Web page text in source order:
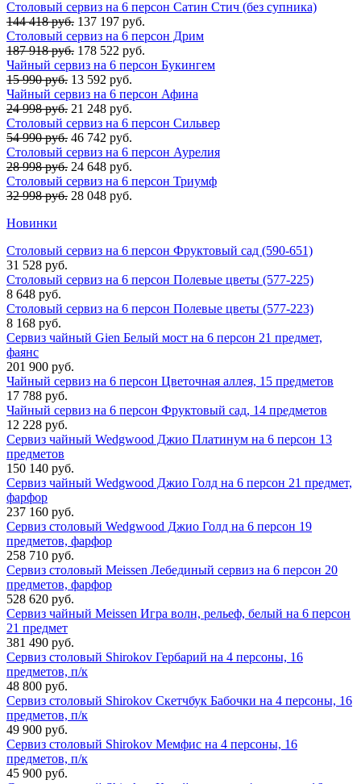
Столовый сервиз на 6 персон Сатин Стич (без супника)
144 418 руб. 137 197 руб.
Столовый сервиз на 6 персон Дрим
187 918 руб. 178 522 руб.
Чайный сервиз на 6 персон Букингем
15 990 руб. 13 592 руб.
Чайный сервиз на 6 персон Афина
24 998 руб. 21 248 руб.
Столовый сервиз на 6 персон Сильвер
54 990 руб. 46 742 руб.
Столовый сервиз на 6 персон Аурелия
28 998 руб. 24 648 руб.
Столовый сервиз на 6 персон Триумф
32 998 руб. 28 048 руб.
Новинки
Столовый сервиз на 6 персон Фруктовый сад (590-651)
31 528 руб.
Столовый сервиз на 6 персон Полевые цветы (577-225)
8 648 руб.
Столовый сервиз на 6 персон Полевые цветы (577-223)
8 168 руб.
Сервиз чайный Gien Белый мост на 6 персон 21 предмет,
фаянс
201 900 руб.
Чайный сервиз на 6 персон Цветочная аллея, 15 предметов
17 788 руб.
Чайный сервиз на 6 персон Фруктовый сад, 14 предметов
12 228 руб.
Сервиз чайный Wedgwood Джио Платинум на 6 персон 13
предметов
150 140 руб.
Сервиз чайный Wedgwood Джио Голд на 6 персон 21 предмет,
фарфор
237 160 руб.
Сервиз столовый Wedgwood Джио Голд на 6 персон 19
предметов, фарфор
258 710 руб.
Сервиз столовый Meissen Лебединый сервиз на 6 персон 20
предметов, фарфор
528 620 руб.
Сервиз чайный Meissen Игра волн, рельеф, белый на 6 персон
21 предмет
381 490 руб.
Сервиз столовый Shirokov Гербарий на 4 персоны, 16
предметов, п/к
48 800 руб.
Сервиз столовый Shirokov Скетчбук Бабочки на 4 персоны, 16
предметов, п/к
49 900 руб.
Сервиз столовый Shirokov Мемфис на 4 персоны, 16
предметов, п/к
45 900 руб.